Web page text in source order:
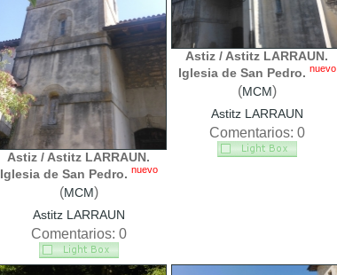
Astiz / Astitz LARRAUN.
Iglesia de San Pedro. nuevo
(MCM)
Astitz LARRAUN
Comentarios: 0
Astiz / Astitz LARRAUN.
Iglesia de San Pedro. nuevo
(MCM)
Astitz LARRAUN
Comentarios: 0